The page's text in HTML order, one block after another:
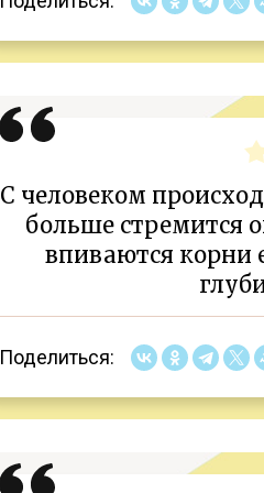
С человеком
больше стремится
впиваются корни
Поделиться: